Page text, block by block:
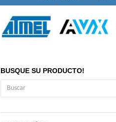
BUSQUE SU PRODUCTO!